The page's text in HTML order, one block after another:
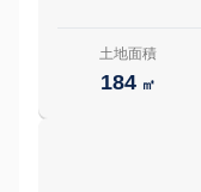
土地面積
184 ㎡